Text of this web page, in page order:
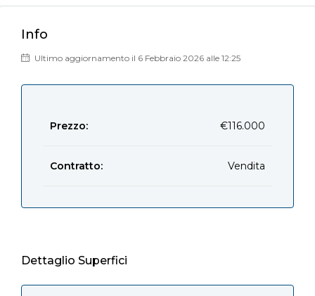
Info
Ultimo aggiornamento il 6 Febbraio 2026 alle 12:25
Prezzo: €116.000
Contratto: Vendita
Dettaglio Superfici